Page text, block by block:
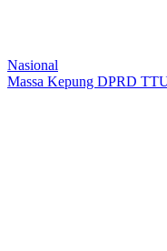
Nasional
Massa Kepung DPRD